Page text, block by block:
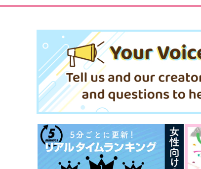
ブルーマンデー・シンドロー
ム
炙りでください
専売 787 （税込）
Fate/Grand Order
坂本龍馬×岡田以蔵
サンプル カート